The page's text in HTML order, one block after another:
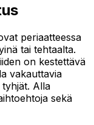
periaatteessa
tai tehtaalta.
on kestettävä
vakauttavia
Alla
sekä